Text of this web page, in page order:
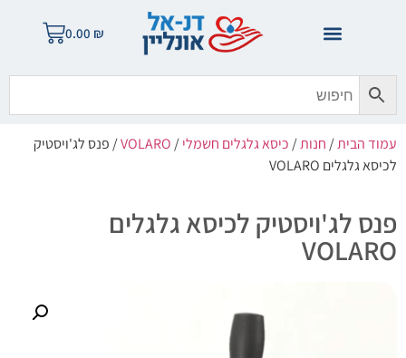
0.00 ₪
עמוד הבית/חנות/כיסא גלגלים חשמלי/
VOLARO/ פנס לג'ויסטיק
לכיסא גלגלים VOLARO
פנס לג'ויסטיק לכיסא גלגלים
VOLARO